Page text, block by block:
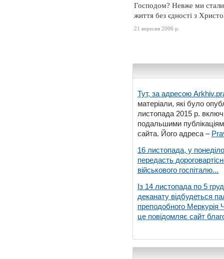
Господом? Невже ми
життя без єдності з
21 вересня 2006 р.
Тут, за адресою
матеріали, які було
листопада 2015 р.
подальшими
сайта. Його адреса –
16 листопада, у
передасть
військового госпіталю...
Із 14 листопада по 5
деканату відбудеться
преподобного Меркурія
це повідомляє сайт